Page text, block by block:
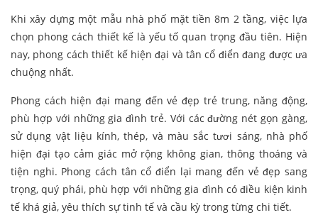
Khi xây dựng một mẫu nhà phố mặt tiền 8m 2 tầng, việc lựa
chọn phong cách thiết kế là yếu tố quan trọng đầu tiên. Hiện
nay, phong cách thiết kế hiện đại và tân cổ điển đang được ưa
chuộng nhất.
Phong cách hiện đại mang đến vẻ đẹp trẻ trung, năng động,
phù hợp với những gia đình trẻ. Với các đường nét gọn gàng,
sử dụng vật liệu kính, thép, và màu sắc tươi sáng, nhà phố
hiện đại tạo cảm giác mở rộng không gian, thông thoáng và
tiện nghi. Phong cách tân cổ điển lại mang đến vẻ đẹp sang
trọng, quý phái, phù hợp với những gia đình có điều kiện kinh
tế khá giả, yêu thích sự tinh tế và cầu kỳ trong từng chi tiết.